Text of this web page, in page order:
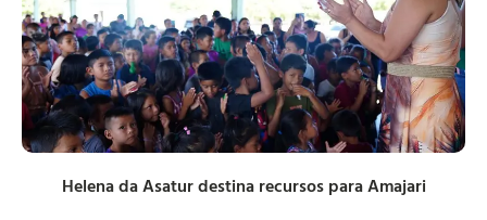
Helena da Asatur destina recursos para Amajari